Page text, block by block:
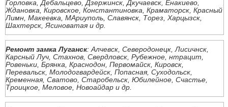
Горловка, Дебальцево, Дзержинск, Дкучаевск, Енакиево,
Ждановка, Кировское, Константиновка, Краматорск, Красный
Лимн, Макеевка, МАриуполь, Славянск, Торез, Харцызск,
Шахтерск, Ясиноватая и др.
Ремонт замка Луганск: Алчевск, Северодонецк, Лисичнск,
Карсный Луч, Стахнов, Свердловск, Рубежное, нтрацит,
Ровеньки, Брянка, Краснодон, Первомайск, Кировск,
Перевальск, Молодогвардейск, Попасная, Суходольск,
Кременная, Сватово, Старобельск, Юбилейное, Счастье,
Троицкое, Меловое, Новоайдар и др.